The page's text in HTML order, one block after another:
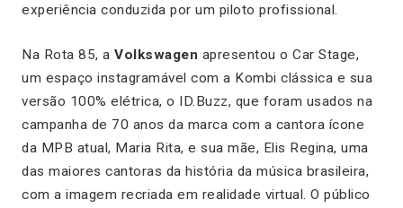
experiência conduzida por um piloto profissional.
Na Rota 85, a Volkswagen apresentou o Car Stage,
um espaço instagramável com a Kombi clássica e sua
versão 100% elétrica, o ID.Buzz, que foram usados na
campanha de 70 anos da marca com a cantora ícone
da MPB atual, Maria Rita, e sua mãe, Elis Regina, uma
das maiores cantoras da história da música brasileira,
com a imagem recriada em realidade virtual. O público